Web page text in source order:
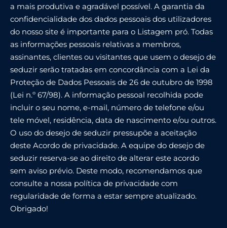
a mais produtiva e agradável possível. A garantia da
confidencialidade dos dados pessoais dos utilizadores
do nosso site é importante para o Listagem pró. Todas
as informações pessoais relativas a membros,
assinantes, clientes ou visitantes que usem o desejo de
seduzir serão tratadas em concordância com a Lei da
Proteção de Dados Pessoais de 26 de outubro de 1998
(Lei n.º 67/98). A informação pessoal recolhida pode
incluir o seu nome, e-mail, número de telefone e/ou
tele móvel, residência, data de nascimento e/ou outros.
O uso do desejo de seduzir pressupõe a aceitação
deste Acordo de privacidade. A equipe do desejo de
seduzir reserva-se ao direito de alterar este acordo
sem aviso prévio. Deste modo, recomendamos que
consulte a nossa política de privacidade com
regularidade de forma a estar sempre atualizado.
Obrigado!